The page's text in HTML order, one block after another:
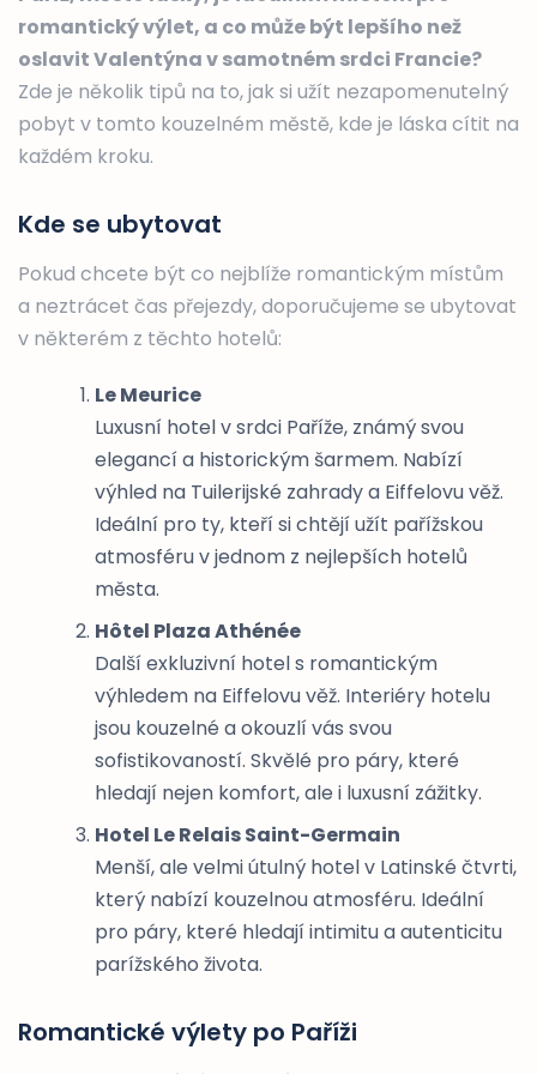
romantický výlet, a co může být lepšího než
oslavit Valentýna v samotném srdci Francie?
Zde je několik tipů na to, jak si užít nezapomenutelný
pobyt v tomto kouzelném městě, kde je láska cítit na
každém kroku.
Kde se ubytovat
Pokud chcete být co nejblíže romantickým místům
a neztrácet čas přejezdy, doporučujeme se ubytovat
v některém z těchto hotelů:
Le Meurice
Luxusní hotel v srdci Paříže, známý svou
elegancí a historickým šarmem. Nabízí
výhled na Tuilerijské zahrady a Eiffelovu věž.
Ideální pro ty, kteří si chtějí užít pařížskou
atmosféru v jednom z nejlepších hotelů
města.
Hôtel Plaza Athénée
Další exkluzivní hotel s romantickým
výhledem na Eiffelovu věž. Interiéry hotelu
jsou kouzelné a okouzlí vás svou
sofistikovaností. Skvělé pro páry, které
hledají nejen komfort, ale i luxusní zážitky.
Hotel Le Relais Saint-Germain
Menší, ale velmi útulný hotel v Latinské čtvrti,
který nabízí kouzelnou atmosféru. Ideální
pro páry, které hledají intimitu a autenticitu
parížského života.
Romantické výlety po Paříži